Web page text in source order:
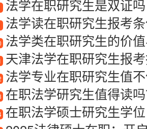
法学在职研究生是双证吗
法学读在职研究生报考
法学类在职研究生的价
天津法学在职研究生报考指
法学专业在职研究生值
在职法学研究生值得读
在职法学硕士研究生学位